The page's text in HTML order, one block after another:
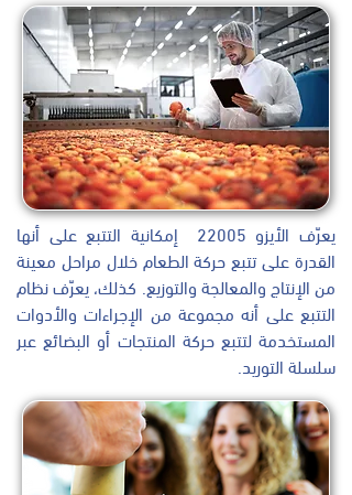
يعرّف الأيزو 22005 إمكانية التتبع على أنها
القدرة على تتبع حركة الطعام خلال مراحل معينة
من الإنتاج والمعالجة والتوزيع. كذلك، يعرّف نظام
التتبع على أنه مجموعة من الإجراءات والأدوات
المستخدمة لتتبع حركة المنتجات أو البضائع عبر
سلسلة التوريد.